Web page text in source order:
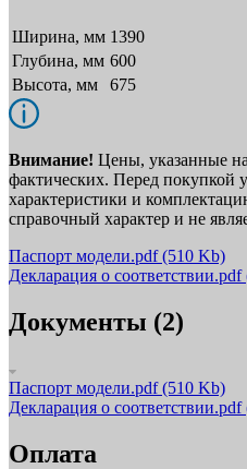
Ширина, мм 1390
Глубина, мм 600
Высота, мм
675
Внимание! Цены, указанные на
фактических. Перед покупкой
характеристики и
справочный характер и не
Паспорт модели.pdf(510 Kb)
Декларация о соответствии.pdf
Документы (2)
Паспорт модели.pdf(510 Kb)
Декларация о соответствии.pdf
Оплата